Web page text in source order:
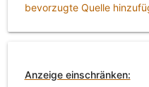
bevorzugte Quelle
Anzeige einschränken: